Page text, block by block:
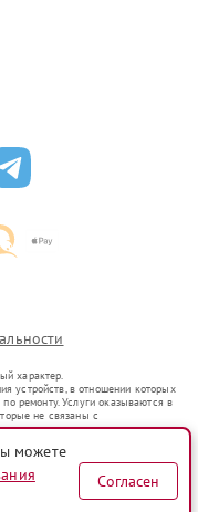
характер.
устройств, в отношении которых
ремонту. Услуги оказываются в
не связаны с
представителями.
оборот в соответствии
услуг или введения
о предоставляемых услугах по
офертой, определяемой
можете
Согласен